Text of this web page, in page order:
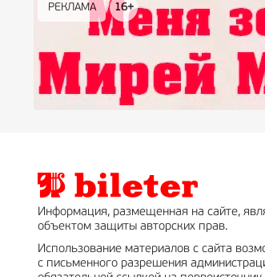
РЕКЛАМА 16+
РЕКЛАМА 16+
РЕКЛАМА 12+
РЕКЛАМА
РЕКЛАМА 0+
РЕКЛАМА 18+
Информация, размещенная на сайте,
объектом защиты авторских прав.
Использование материалов с сайта
с письменного разрешения